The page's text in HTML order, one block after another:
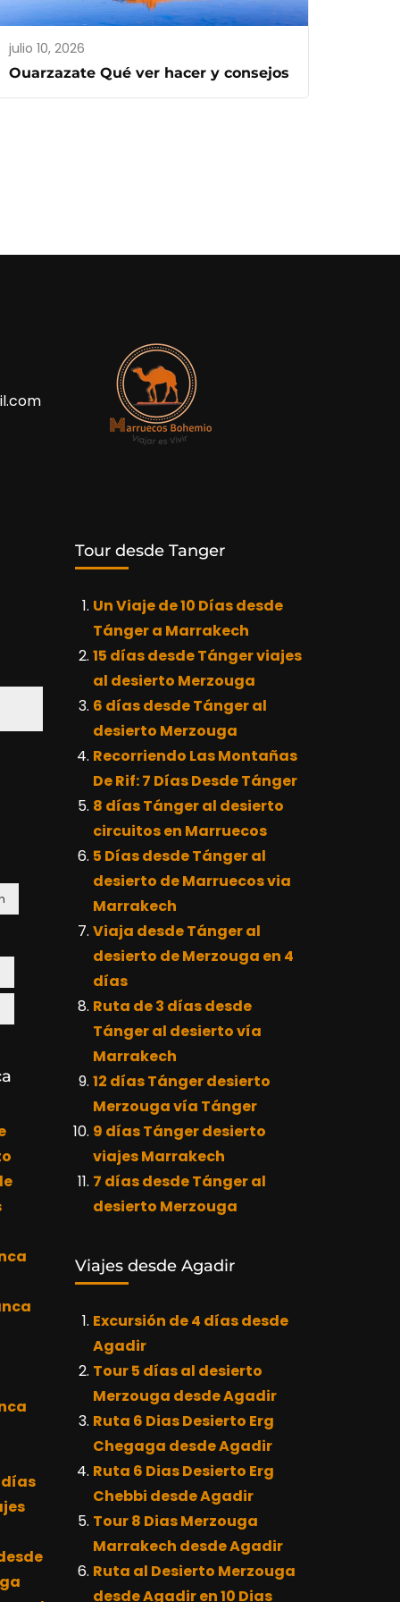
julio 10, 2026
Ouarzazate Qué ver hacer y consejos
días
Tour desde Tanger
Un Viaje de 10 Días desde
Tánger a Marrakech
15 días desde Tánger viajes
al desierto Merzouga
6 días desde Tánger al
desierto Merzouga
Recorriendo Las Montañas
De Rif: 7 Días Desde Tánger
8 días Tánger al desierto
circuitos en Marruecos
5 Días desde Tánger al
desierto de Marruecos via
Marrakech
Viaja desde Tánger al
desierto de Merzouga en 4
días
Ruta de 3 días desde
Tánger al desierto vía
Marrakech
12 días Tánger desierto
Merzouga vía Tánger
9 días Tánger desierto
viajes Marrakech
7 días desde Tánger al
desierto Merzouga
Viajes desde Agadir
Excursión de 4 días desde
Agadir
Tour 5 días al desierto
Merzouga desde Agadir
Ruta 6 Dias Desierto Erg
Chegaga desde Agadir
Ruta 6 Dias Desierto Erg
Chebbi desde Agadir
Tour 8 Dias Merzouga
Marrakech desde Agadir
Ruta al Desierto Merzouga
desde Agadir en 10 Dias